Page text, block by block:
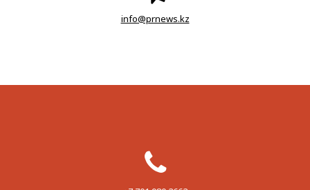
info@prnews.kz